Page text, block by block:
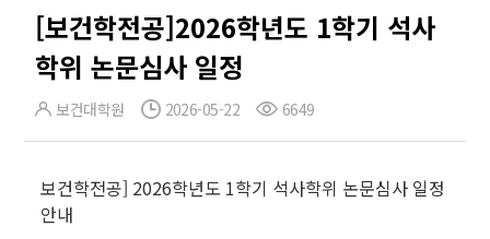
[보건학전공]2026학년도 1학기 석사
학위 논문심사 일정
보건대학원 2026-05-22 6649
보건학전공] 2026학년도 1학기 석사학위 논문심사 일정
안내